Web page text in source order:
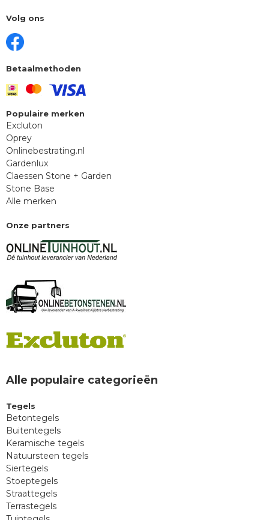
Volg ons
Betaalmethoden
Populaire merken
Excluton
Oprey
Onlinebestrating.nl
Gardenlux
Claessen Stone + Garden
Stone Base
Alle merken
Onze partners
Alle populaire categorieën
Tegels
Betontegels
Buitentegels
Keramische tegels
Natuursteen tegels
Siertegels
Stoeptegels
Straattegels
Terrastegels